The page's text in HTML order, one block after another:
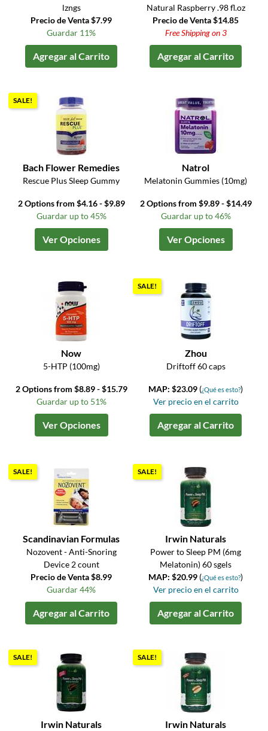
lzngs
Precio de Venta $7.99
Guardar 11%
Agregar al Carrito
Natural Raspberry .98 fl.oz
Precio de Venta $14.85
Free Shipping on 3
Agregar al Carrito
SALE!
Bach Flower Remedies
Rescue Plus Sleep Gummy
2 Options from $4.16 - $9.89
Guardar up to 45%
Ver Opciones
Natrol
Melatonin Gummies (10mg)
2 Options from $9.89 - $14.49
Guardar up to 46%
Ver Opciones
Now
5-HTP (100mg)
2 Options from $8.89 - $15.79
Guardar up to 51%
Ver Opciones
SALE!
Zhou
Driftoff 60 caps
MAP: $23.09 (¿Qué es esto?)
Ver precio en el carrito
Agregar al Carrito
SALE!
Scandinavian Formulas
Nozovent - Anti-Snoring
Device 2 count
Precio de Venta $8.99
Guardar 44%
Agregar al Carrito
SALE!
Irwin Naturals
Power to Sleep PM (6mg
Melatonin) 60 sgels
MAP: $20.99 (¿Qué es esto?)
Ver precio en el carrito
Agregar al Carrito
SALE!
Irwin Naturals
SALE!
Irwin Naturals